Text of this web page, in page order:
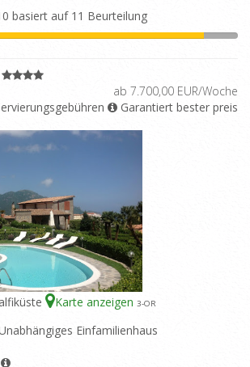
basiert auf 11 Beurteilung
ab 7.700,00 EUR/Woche
Garantiert bester preis
Karte anzeigen 3-OR
Einfamilienhaus